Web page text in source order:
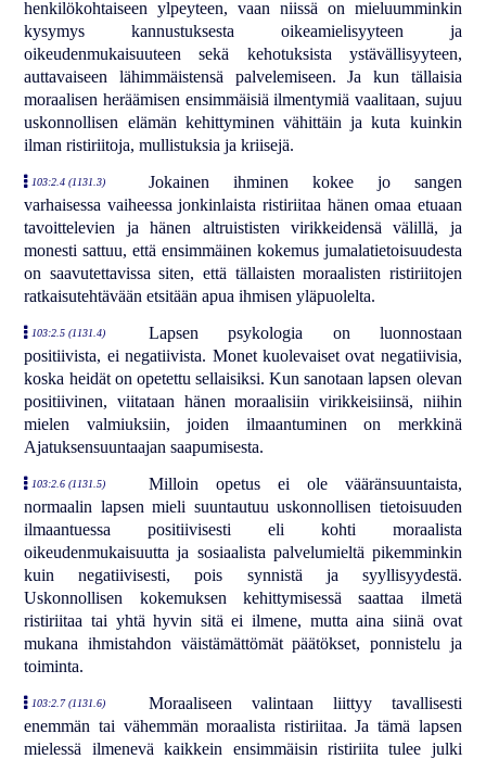
henkilökohtaiseen ylpeyteen, vaan niissä on mieluumminkin
kysymys kannustuksesta oikeamielisyyteen ja
oikeudenmukaisuuteen sekä kehotuksista ystävällisyyteen,
auttavaiseen lähimmäistensä palvelemiseen. Ja kun tällaisia
moraalisen heräämisen ensimmäisiä ilmentymiä vaalitaan, sujuu
uskonnollisen elämän kehittyminen vähittäin ja kuta kuinkin
ilman ristiriitoja, mullistuksia ja kriisejä.
103:2.4 (1131.3)
Jokainen ihminen kokee jo sangen
varhaisessa vaiheessa jonkinlaista ristiriitaa hänen omaa etuaan
tavoittelevien ja hänen altruististen virikkeidensä välillä, ja
monesti sattuu, että ensimmäinen kokemus jumalatietoisuudesta
on saavutettavissa siten, että tällaisten moraalisten ristiriitojen
ratkaisutehtävään etsitään apua ihmisen yläpuolelta.
103:2.5 (1131.4)
Lapsen psykologia on luonnostaan
positiivista, ei negatiivista. Monet kuolevaiset ovat negatiivisia,
koska heidät on opetettu sellaisiksi. Kun sanotaan lapsen olevan
positiivinen, viitataan hänen moraalisiin virikkeisiinsä, niihin
mielen valmiuksiin, joiden ilmaantuminen on merkkinä
Ajatuksensuuntaajan saapumisesta.
103:2.6 (1131.5)
Milloin opetus ei ole vääränsuuntaista,
normaalin lapsen mieli suuntautuu uskonnollisen tietoisuuden
ilmaantuessa positiivisesti eli kohti moraalista
oikeudenmukaisuutta ja sosiaalista palvelumieltä pikemminkin
kuin negatiivisesti, pois synnistä ja syyllisyydestä.
Uskonnollisen kokemuksen kehittymisessä saattaa ilmetä
ristiriitaa tai yhtä hyvin sitä ei ilmene, mutta aina siinä ovat
mukana ihmistahdon väistämättömät päätökset, ponnistelu ja
toiminta.
103:2.7 (1131.6)
Moraaliseen valintaan liittyy tavallisesti
enemmän tai vähemmän moraalista ristiriitaa. Ja tämä lapsen
mielessä ilmenevä kaikkein ensimmäisin ristiriita tulee julki